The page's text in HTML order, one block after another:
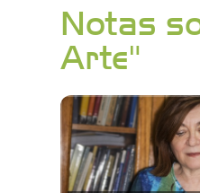
Notas
Arte"